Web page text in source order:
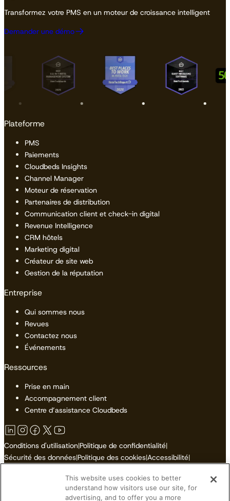
Transformez votre PMS en un moteur de croissance intelligent
Demander une démo
Plateforme
PMS
Paiements
Cloudbeds Insights
Channel Manager
Moteur de réservation
Partenaires de distribution
Communication client et check-in digital
Revenue Intelligence
CRM hôtels
Marketing digital
Créateur de site web
Gestion de la réputation
Entreprise
Qui sommes nous
Revues
Contactez nous
Événements
Ressources
Prise en main
Accompagnement client
Centre d’assistance Cloudbeds
Conditions d'utilisation|Politique de confidentialité|
Sécurité des données|Politique des cookies|Accessibilité|
Ne pas vendre ni partager mes informations personnelles
This website uses cookies to better
understand how visitors use our site, for
advertising, and to offer you a more